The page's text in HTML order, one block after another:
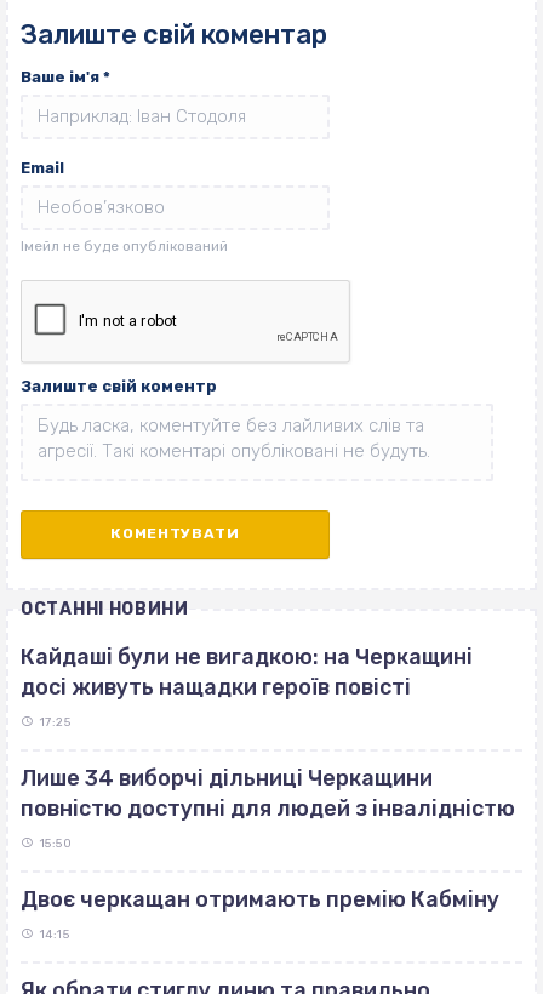
Залиште свій коментар
Ваше ім'я *
Email
Залиште свій коментр
ОСТАННІ НОВИНИ
Кайдаші були не вигадкою: на Черкащині
досі живуть нащадки героїв повісті
17:25
Лише 34 виборчі дільниці Черкащини
повністю доступні для людей з інвалідністю
15:50
Двоє черкащан отримають премію Кабміну
14:15